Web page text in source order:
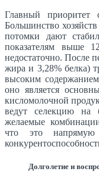
Главный приоритет
Большинство
потомки дают
показателям выше
недостаточно. После
жира и 3,28% белка)
высоким
оно является
кисломолочной
ведут селекцию
желаемые
что это
Долголетие и